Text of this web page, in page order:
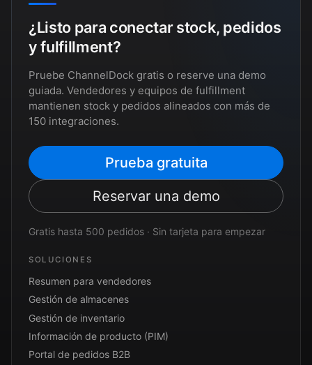
¿Listo para conectar stock, pedidos
y fulfillment?
Pruebe ChannelDock gratis o reserve una demo
guiada. Vendedores y equipos de fulfillment
mantienen stock y pedidos alineados con más de
150 integraciones.
Prueba gratuita
Reservar una demo
Gratis hasta 500 pedidos · Sin tarjeta para empezar
SOLUCIONES
Resumen para vendedores
Gestión de almacenes
Gestión de inventario
Información de producto (PIM)
Portal de pedidos B2B